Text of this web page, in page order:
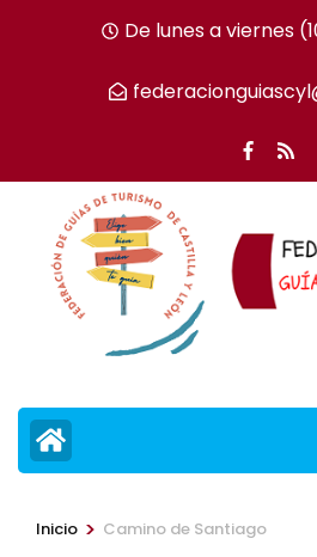
tecla
De lunes a viernes
Inicio > Camino de Santiago